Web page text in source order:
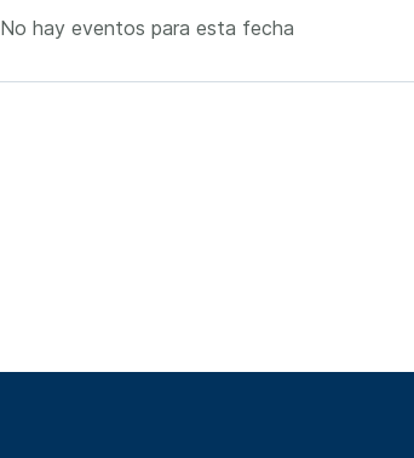
No hay eventos para esta fecha